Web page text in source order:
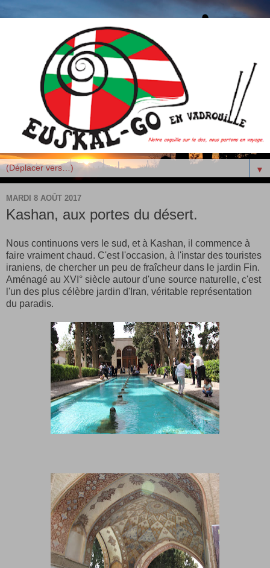
▼
MARDI 8 AOÛT 2017
Kashan, aux portes du désert.
Nous continuons vers le sud, et à Kashan, il commence à
faire vraiment chaud. C'est l'occasion, à l'instar des touristes
iraniens, de chercher un peu de fraîcheur dans le jardin Fin.
Aménagé au XVI° siècle autour d'une source naturelle, c'est
l'un des plus célèbre jardin d'Iran, véritable représentation
du paradis.